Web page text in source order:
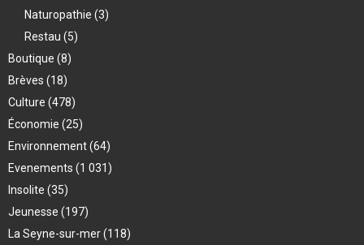
Naturopathie (3)
Restau (5)
Boutique (8)
Brèves (18)
Culture (478)
Économie (25)
Environnement(64)
Evenements (1 031)
Insolite (35)
Jeunesse (197)
La Seyne-sur-mer(118)